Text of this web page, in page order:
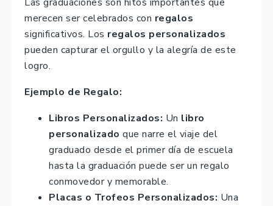
merecen ser celebrados con regalos
significativos. Los regalos personalizados
pueden capturar el orgullo y la alegría de este
logro.
Ejemplo de Regalo:
Libros Personalizados: Un libro
personalizado que narre el viaje del
graduado desde el primer día de escuela
hasta la graduación puede ser un regalo
conmovedor y memorable.
Placas o Trofeos Personalizados: Una